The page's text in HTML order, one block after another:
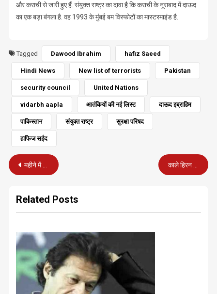
और कराची से जारी हुए हैं. संयुक्त राष्ट्र का दावा है कि कराची के नूराबाद में दाऊद
का एक बड़ा बंगला है. वह 1993 के मुंबई बम विस्फोटों का मास्टरमाइंड है.
Tagged Dawood Ibrahim hafiz Saeed
Hindi News New list of terrorists Pakistan
security council United Nations
vidarbh aapla आतंकियों की नई लिस्ट दाऊद इब्राहिम
पाकिस्तान संयुक्त राष्ट्र सुरक्षा परिषद
हाफिज सईद
Post
महीने में 25 से 30 हजार कमाने का बढ़िया अवसर
Related Posts